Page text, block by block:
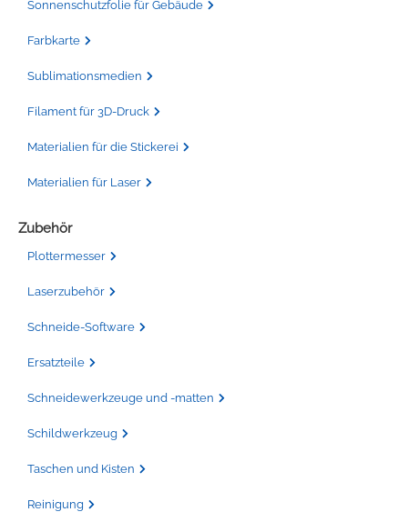
Sonnenschutzfolie für Gebäude
Farbkarte
Sublimationsmedien
Filament für 3D-Druck
Materialien für die Stickerei
Materialien für Laser
Zubehör
Plottermesser
Laserzubehör
Schneide-Software
Ersatzteile
Schneidewerkzeuge und -matten
Schildwerkzeug
Taschen und Kisten
Reinigung